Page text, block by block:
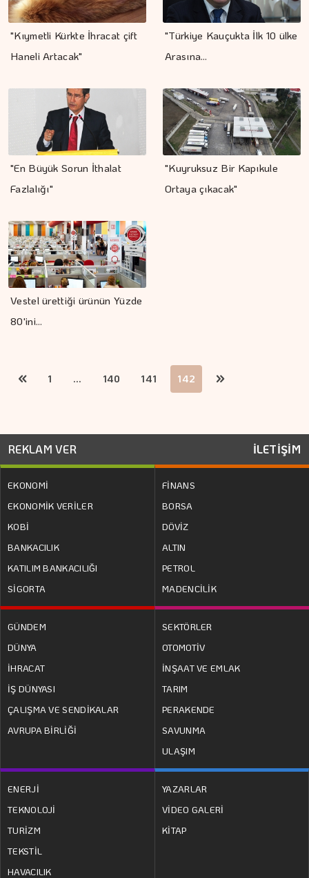
"Kıymetli Kürkte İhracat çift
Haneli Artacak"
"Türkiye Kauçukta İlk 10 ülke
Arasına…
"En Büyük Sorun İthalat
Fazlalığı"
"Kuyruksuz Bir Kapıkule
Ortaya çıkacak"
Vestel ürettiği ürünün Yüzde
80'ini…
1 ... 140 141 142
REKLAM VER İLETİŞİM
EKONOMİ
EKONOMİK VERİLER
KOBİ
BANKACILIK
KATILIM BANKACILIĞI
SİGORTA
FİNANS
BORSA
DÖVİZ
ALTIN
PETROL
MADENCİLİK
GÜNDEM
DÜNYA
İHRACAT
İŞ DÜNYASI
ÇALIŞMA VE SENDİKALAR
AVRUPA BİRLİĞİ
SEKTÖRLER
OTOMOTİV
İNŞAAT VE EMLAK
TARIM
PERAKENDE
SAVUNMA
ULAŞIM
ENERJİ
TEKNOLOJİ
TURİZM
TEKSTİL
HAVACILIK
YAZARLAR
VİDEO GALERİ
KİTAP